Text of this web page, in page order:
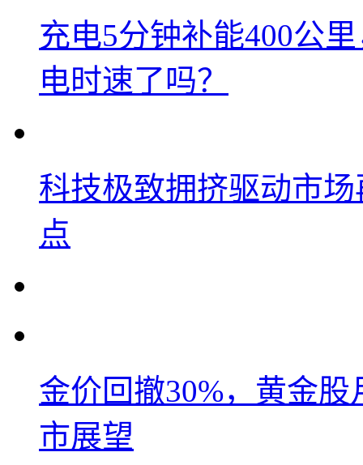
充电5分钟补能400公
电时速了吗？
科技极致拥挤驱动市
点
金价回撤30%，黄金
市展望